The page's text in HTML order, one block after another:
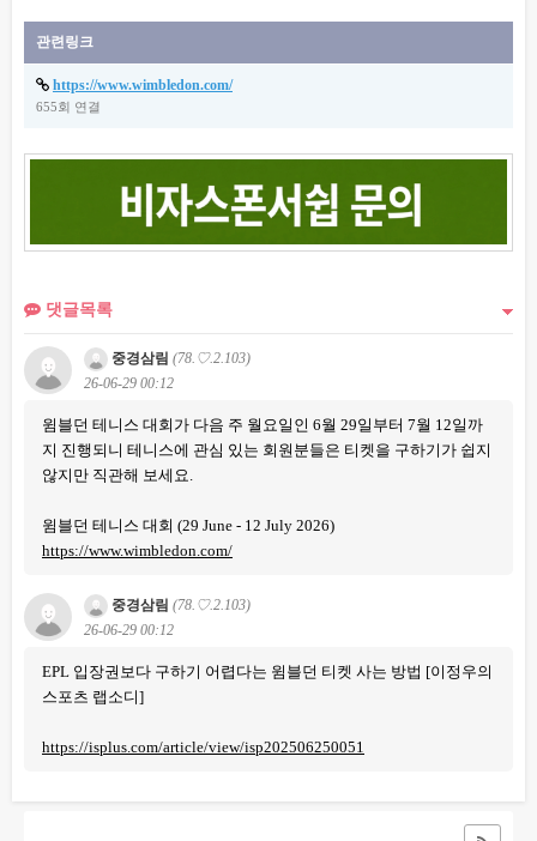
관련링크
https://www.wimbledon.com/
655회 연결
댓글목록
중경삼림 (78.♡.2.103)
26-06-29 00:12
윔블던 테니스 대회가 다음 주 월요일인 6월 29일부터 7월 12일까
지 진행되니 테니스에 관심 있는 회원분들은 티켓을 구하기가 쉽지
않지만 직관해 보세요.
윔블던 테니스 대회 (29 June - 12 July 2026)
https://www.wimbledon.com/
중경삼림 (78.♡.2.103)
26-06-29 00:12
EPL 입장권보다 구하기 어렵다는 윔블던 티켓 사는 방법 [이정우의
스포츠 랩소디]
https://isplus.com/article/view/isp202506250051